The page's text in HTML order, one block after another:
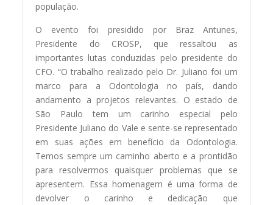
população.
O evento foi presidido por Braz Antunes,
Presidente do CROSP, que ressaltou as
importantes lutas conduzidas pelo presidente do
CFO. “O trabalho realizado pelo Dr. Juliano foi um
marco para a Odontologia no país, dando
andamento a projetos relevantes. O estado de
São Paulo tem um carinho especial pelo
Presidente Juliano do Vale e sente-se representado
em suas ações em benefício da Odontologia.
Temos sempre um caminho aberto e a prontidão
para resolvermos quaisquer problemas que se
apresentem. Essa homenagem é uma forma de
devolver o carinho e dedicação que